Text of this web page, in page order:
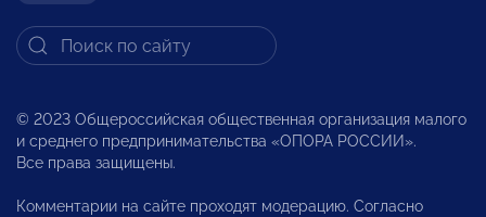
© 2023 Общероссийская общественная организация малого
и среднего предпринимательства «ОПОРА РОССИИ».
Все права защищены.
Комментарии на сайте проходят модерацию. Согласно